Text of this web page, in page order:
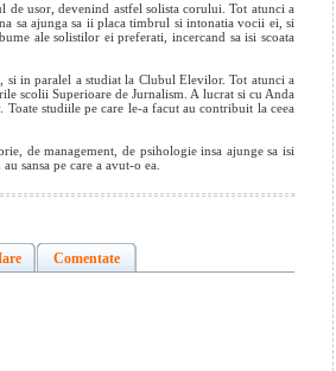
de usor, devenind astfel solista corului. Tot atunci a
sa ajunga sa ii placa timbrul si intonatia vocii ei, si
ale solistilor ei preferati, incercand sa isi scoata
si in paralel a studiat la Clubul Elevilor. Tot atunci a
scolii Superioare de Jurnalism. A lucrat si cu Anda
studiile pe care le-a facut au contribuit la ceea
de management, de psihologie insa ajunge sa isi
sansa pe care a avut-o ea.
Comentate